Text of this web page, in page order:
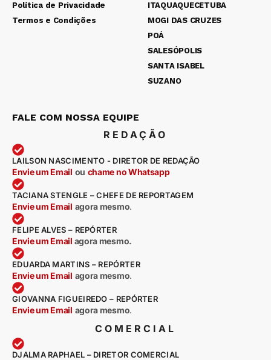
Política de Privacidade
Termos e Condições
ITAQUAQUECETUBA
MOGI DAS CRUZES
POÁ
SALESÓPOLIS
SANTA ISABEL
SUZANO
FALE COM NOSSA EQUIPE
REDAÇÃO
LAILSON NASCIMENTO - DIRETOR DE REDAÇÃO
Envie um Email ou chame no Whatsapp
TACIANA STENGLE – CHEFE DE REPORTAGEM
Envie um Email agora mesmo.
FELIPE ALVES – REPÓRTER
Envie um Email agora mesmo.
EDUARDA MARTINS – REPÓRTER
Envie um Email agora mesmo.
GIOVANNA FIGUEIREDO – REPÓRTER
Envie um Email agora mesmo.
COMERCIAL
DJALMA RAPHAEL – DIRETOR COMERCIAL